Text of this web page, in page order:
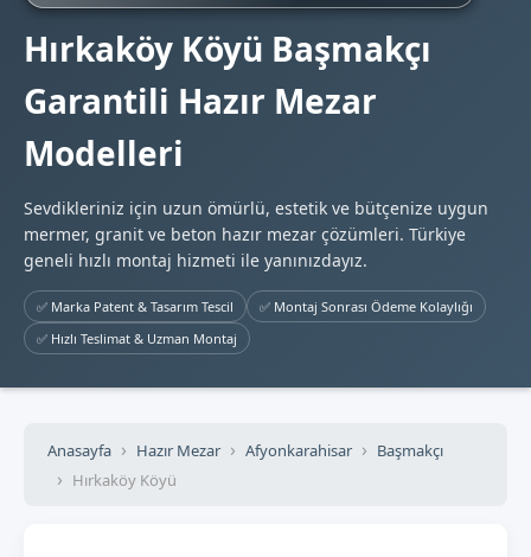
Hırkaköy Köyü Başmakçı
Garantili Hazır Mezar
Modelleri
Sevdikleriniz için uzun ömürlü, estetik ve bütçenize uygun
mermer, granit ve beton hazır mezar çözümleri. Türkiye
geneli hızlı montaj hizmeti ile yanınızdayız.
✅ Marka Patent & Tasarım Tescil
✅ Montaj Sonrası Ödeme Kolaylığı
✅ Hızlı Teslimat & Uzman Montaj
Anasayfa Hazır Mezar Afyonkarahisar
Başmakçı
Hırkaköy Köyü